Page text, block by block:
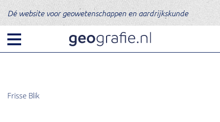
Dé website voor geowetenschappen en aardrijkskunde
Frisse Blik